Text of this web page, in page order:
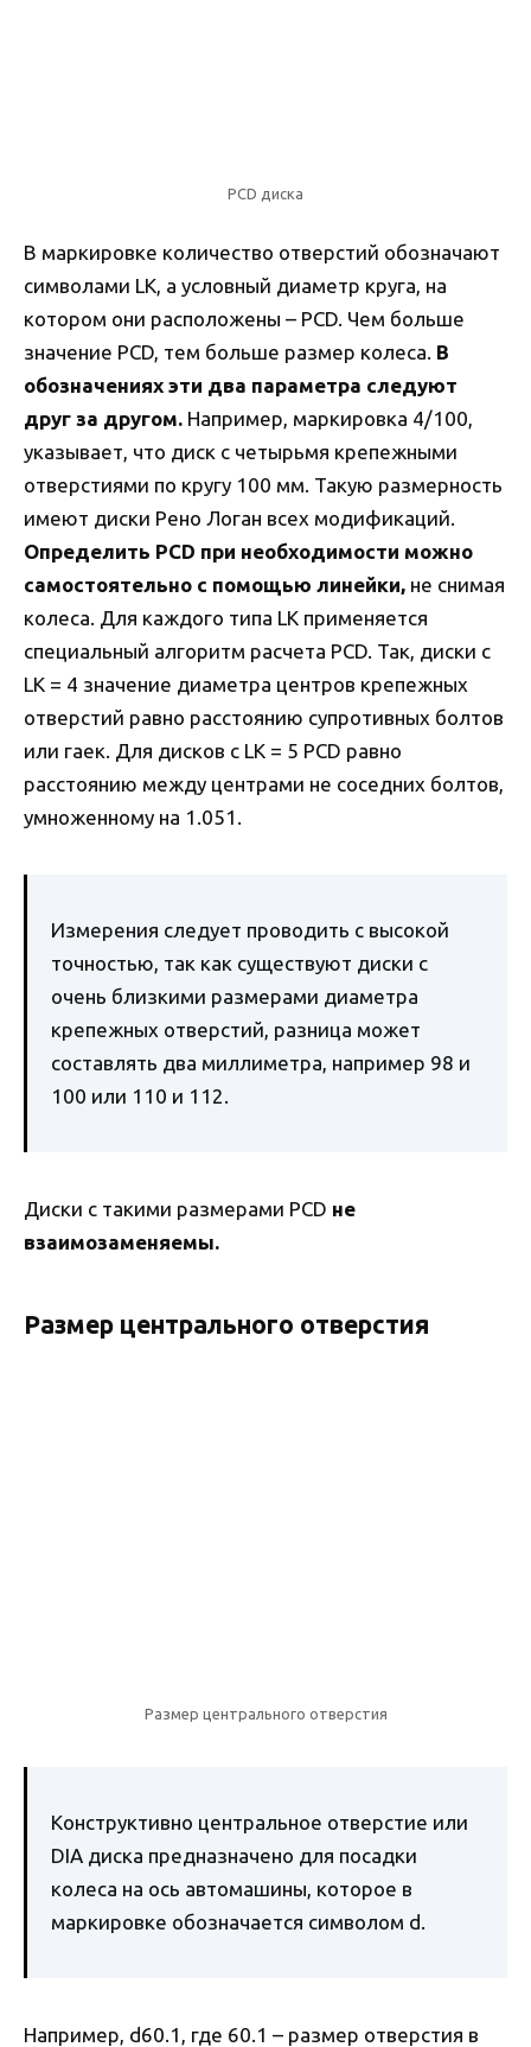
PCD диска
В маркировке количество отверстий обозначают
символами LK, а условный диаметр круга, на
котором они расположены – PCD. Чем больше
значение PCD, тем больше размер колеса. В
обозначениях эти два параметра следуют
друг за другом. Например, маркировка 4/100,
указывает, что диск с четырьмя крепежными
отверстиями по кругу 100 мм. Такую размерность
имеют диски Рено Логан всех модификаций.
Определить PCD при необходимости можно
самостоятельно с помощью линейки, не снимая
колеса. Для каждого типа LK применяется
специальный алгоритм расчета PCD. Так, диски с
LK = 4 значение диаметра центров крепежных
отверстий равно расстоянию супротивных болтов
или гаек. Для дисков с LK = 5 PCD равно
расстоянию между центрами не соседних болтов,
умноженному на 1.051.
Измерения следует проводить с высокой
точностью, так как существуют диски с
очень близкими размерами диаметра
крепежных отверстий, разница может
составлять два миллиметра, например 98 и
100 или 110 и 112.
Диски с такими размерами PCD не
взаимозаменяемы.
Размер центрального отверстия
Размер центрального отверстия
Конструктивно центральное отверстие или
DIA диска предназначено для посадки
колеса на ось автомашины, которое в
маркировке обозначается символом d.
Например, d60.1, где 60.1 – размер отверстия в